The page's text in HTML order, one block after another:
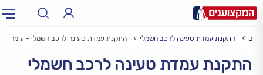
התקנת עמדת טעינה לרכב חשמלי התקנת עמדת טעינה לרכב חשמלי - עומר
התקנת עמדת טעינה לרכב חשמלי